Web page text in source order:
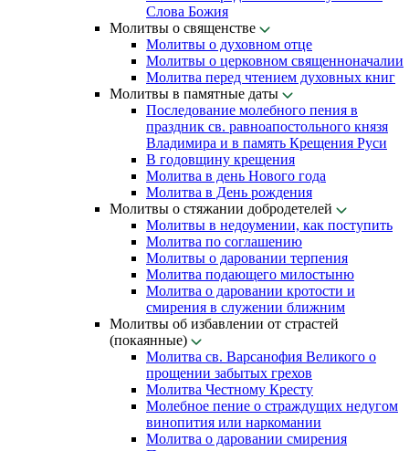
Слова Божия
Молитвы о священстве
Молитвы о духовном отце
Молитвы о церковном священноначалии
Молитва перед чтением духовных книг
Молитвы в памятные даты
Последование молебного пения в
праздник св. равноапостольного князя
Владимира и в память Крещения Руси
В годовщину крещения
Молитва в день Нового года
Молитва в День рождения
Молитвы о стяжании добродетелей
Молитвы в недоумении, как поступить
Молитва по соглашению
Молитвы о даровании терпения
Молитва подающего милостыню
Молитва о даровании кротости и
смирения в служении ближним
Молитвы об избавлении от страстей
(покаянные)
Молитва св. Варсанофия Великого о
прощении забытых грехов
Молитва Честному Кресту
Молебное пение о страждущих недугом
винопития или наркомании
Молитва о даровании смирения